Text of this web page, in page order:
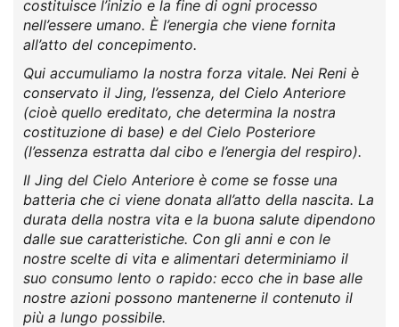
costituisce l’inizio e la fine di ogni processo
nell’essere umano. È l’energia che viene fornita
all’atto del concepimento.
Qui accumuliamo la nostra forza vitale. Nei Reni è
conservato il Jing, l’essenza, del Cielo Anteriore
(cioè quello ereditato, che determina la nostra
costituzione di base) e del Cielo Posteriore
(l’essenza estratta dal cibo e l’energia del respiro).
Il Jing del Cielo Anteriore è come se fosse una
batteria che ci viene donata all’atto della nascita. La
durata della nostra vita e la buona salute dipendono
dalle sue caratteristiche. Con gli anni e con le
nostre scelte di vita e alimentari determiniamo il
suo consumo lento o rapido: ecco che in base alle
nostre azioni possono mantenerne il contenuto il
più a lungo possibile.